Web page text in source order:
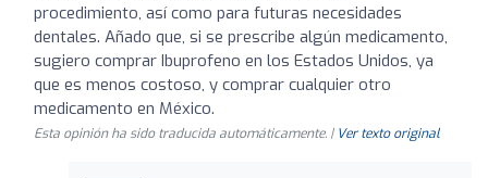
procedimiento, así como para futuras necesidades
dentales. Añado que, si se prescribe algún medicamento,
sugiero comprar Ibuprofeno en los Estados Unidos, ya
que es menos costoso, y comprar cualquier otro
medicamento en México.
Esta opinión ha sido traducida automáticamente. | Ver texto original